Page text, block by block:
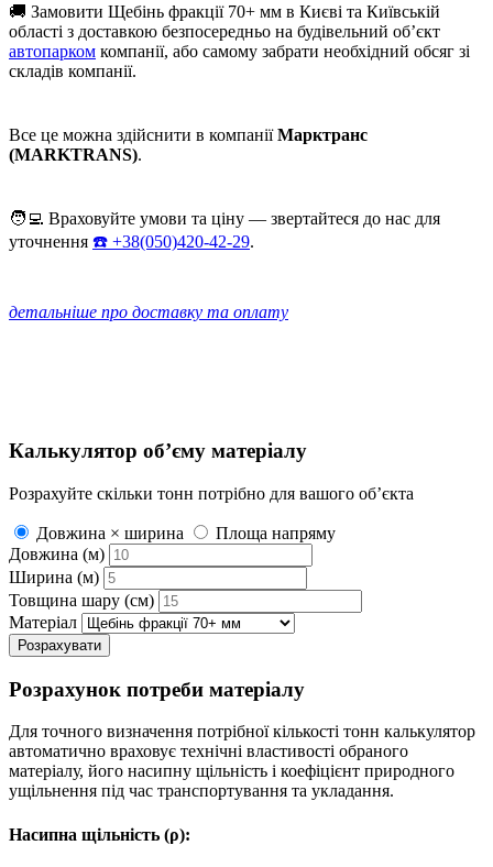
🚚 Замовити Щебінь фракції 70+ мм в Києві та Київській
області з доставкою безпосередньо на будівельний об’єкт
автопарком компанії, або самому забрати необхідний обсяг зі
складів компанії.
Все це можна здійснити в компаніїМарктранс
(MARKTRANS).
🧑‍💻 Враховуйте умови та ціну — звертайтеся до нас для
уточнення ☎️ +38(050)420-42-29.
детальніше про доставку та оплату
Калькулятор обʼєму матеріалу
Розрахуйте скільки тонн потрібно для вашого обʼєкта
Довжина × ширина
Площа напряму
Довжина (м)
Ширина (м)
Товщина шару (см)
Матеріал
Розрахувати
Розрахунок потреби матеріалу
Для точного визначення потрібної кількості тонн калькулятор
автоматично враховує технічні властивості обраного
матеріалу, його насипну щільність і коефіцієнт природного
ущільнення під час транспортування та укладання.
Насипна щільність (ρ):